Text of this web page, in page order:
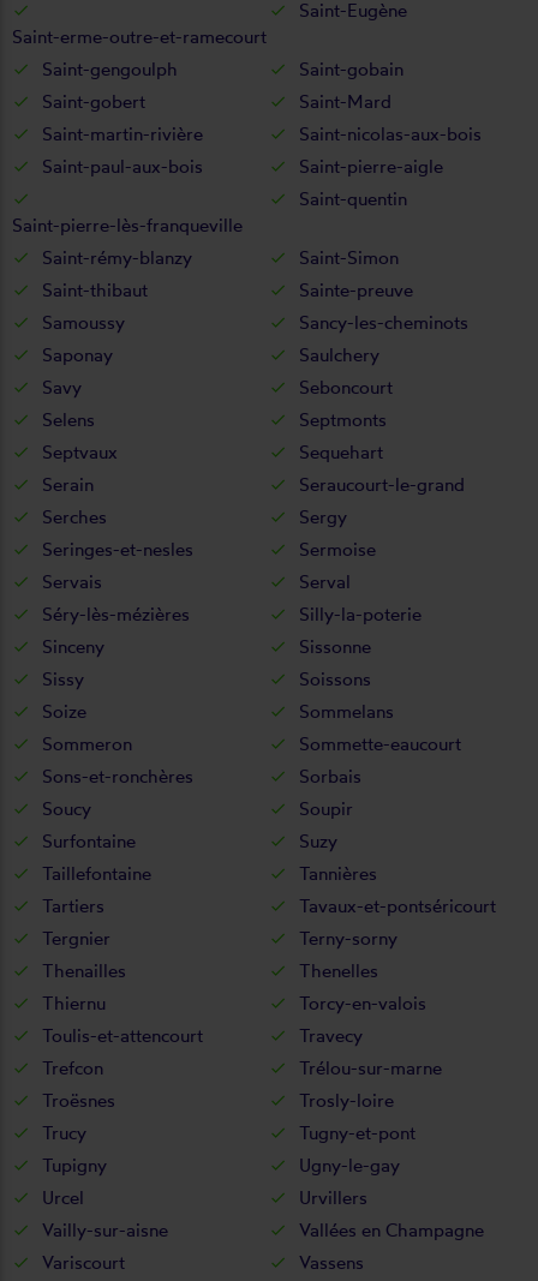
Saint-erme-outre-et-ramecourt
Saint-Eugène
Saint-gengoulph
Saint-gobain
Saint-gobert
Saint-Mard
Saint-martin-rivière
Saint-nicolas-aux-bois
Saint-paul-aux-bois
Saint-pierre-aigle
Saint-pierre-lès-franqueville
Saint-quentin
Saint-rémy-blanzy
Saint-Simon
Saint-thibaut
Sainte-preuve
Samoussy
Sancy-les-cheminots
Saponay
Saulchery
Savy
Seboncourt
Selens
Septmonts
Septvaux
Sequehart
Serain
Seraucourt-le-grand
Serches
Sergy
Seringes-et-nesles
Sermoise
Servais
Serval
Séry-lès-mézières
Silly-la-poterie
Sinceny
Sissonne
Sissy
Soissons
Soize
Sommelans
Sommeron
Sommette-eaucourt
Sons-et-ronchères
Sorbais
Soucy
Soupir
Surfontaine
Suzy
Taillefontaine
Tannières
Tartiers
Tavaux-et-pontséricourt
Tergnier
Terny-sorny
Thenailles
Thenelles
Thiernu
Torcy-en-valois
Toulis-et-attencourt
Travecy
Trefcon
Trélou-sur-marne
Troësnes
Trosly-loire
Trucy
Tugny-et-pont
Tupigny
Ugny-le-gay
Urcel
Urvillers
Vailly-sur-aisne
Vallées en Champagne
Variscourt
Vassens